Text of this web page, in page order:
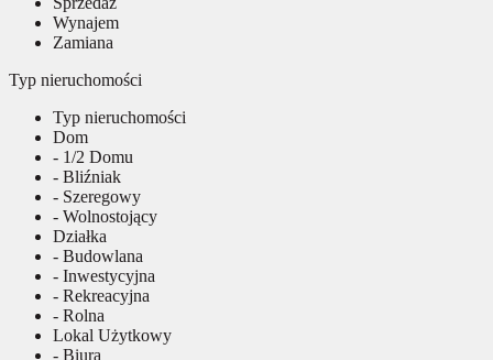
Wynajem
Zamiana
Typ nieruchomości
Typ nieruchomości
Dom
- 1/2 Domu
- Bliźniak
- Szeregowy
- Wolnostojący
Działka
- Budowlana
- Inwestycyjna
- Rekreacyjna
- Rolna
Lokal Użytkowy
- Biura